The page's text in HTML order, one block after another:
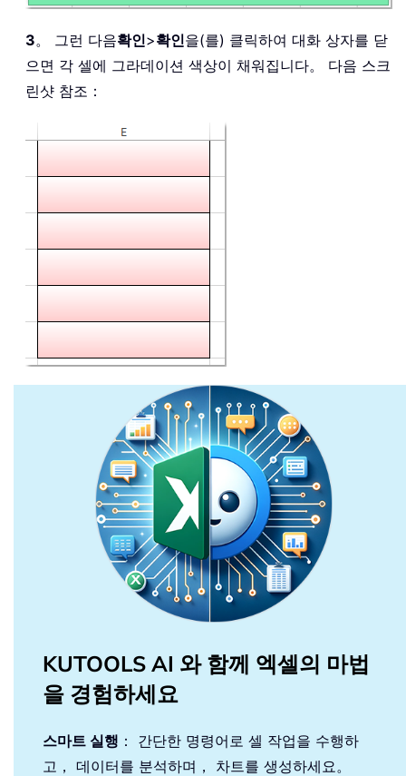
3。 그런 다음확인>확인을(를) 클릭하여 대화 상자를 닫
으면 각 셀에 그라데이션 색상이 채워집니다。 다음 스크
린샷 참조：
KUTOOLS AI 와 함께 엑셀의 마법
을 경험하세요
스마트 실행 ： 간단한 명령어로 셀 작업을 수행하
고， 데이터를 분석하며， 차트를 생성하세요。